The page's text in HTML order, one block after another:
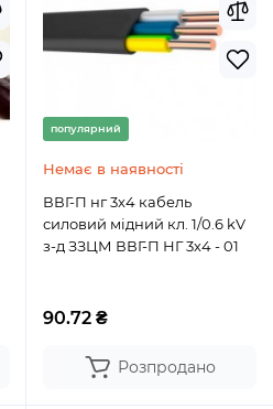
популярний
Немає в наявності
ВВГ-П нг 3х4 кабель
силовий мідний кл. 1/0.6 kV
з-д ЗЗЦМ ВВГ-П НГ 3х4 - 01
90.72 ₴
Розпродано